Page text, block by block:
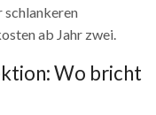
ab Jahr zwei.
Wo bricht